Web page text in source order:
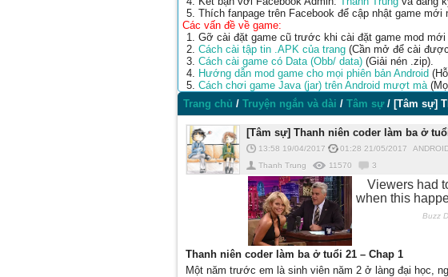
Thích fanpage trên Facebook để cập nhật game mới
Các vấn đề về game:
Gỡ cài đặt game cũ trước khi cài đặt game mod
Cách cài tập tin .APK của trang (Cần mở để cài
Cách cài game có Data (Obb/ data) (Giải nén .zip).
Hướng dẫn mod game cho mọi phiên bản Android
Cách chơi game Java (jar) trên Android mượt mà
Trang chủ / Truyện ngắn và dài / Tâm sự/ [Tâm sự]
[Tâm sự] Thanh niên coder làm ba ở
13:58 19/04/2017 01:28 21/05/2017
Thanh Trung
11570 3
Thanh niên coder làm ba ở tuổi 21 – Chap 1
Một năm trước em là sinh viên năm 2 ở làng đại học,